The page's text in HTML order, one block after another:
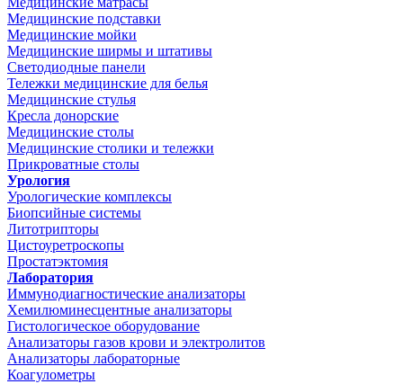
Медицинские подставки
Медицинские мойки
Медицинские ширмы и штативы
Светодиодные панели
Тележки медицинские для белья
Медицинские стулья
Кресла донорские
Медицинские столы
Медицинские столики и тележки
Прикроватные столы
Урология
Урологические комплексы
Биопсийные системы
Литотрипторы
Цистоуретроскопы
Простатэктомия
Лаборатория
Иммунодиагностические анализаторы
Хемилюминесцентные анализаторы
Гистологическое оборудование
Анализаторы газов крови и электролитов
Анализаторы лабораторные
Коагулометры